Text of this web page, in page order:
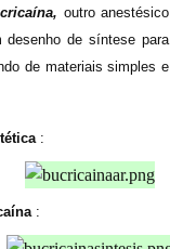
outro anestésico
desenho de síntese para
de materiais simples e
:
: